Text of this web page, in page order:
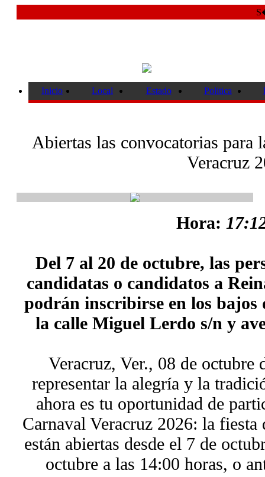
Inicio Local Estado Politica
Abiertas las convocatorias para
Veracruz
Hora:
Del 7 al 20 de octubre, las
candidatas o candidatos a
podrán inscribirse en los
la calle Miguel Lerdo s/n y
Veracruz, Ver., 08 de octubre
representar la alegría y la
ahora es tu oportunidad de
Carnaval Veracruz 2026: la
están abiertas desde el 7 de
octubre a las 14:00 horas, o